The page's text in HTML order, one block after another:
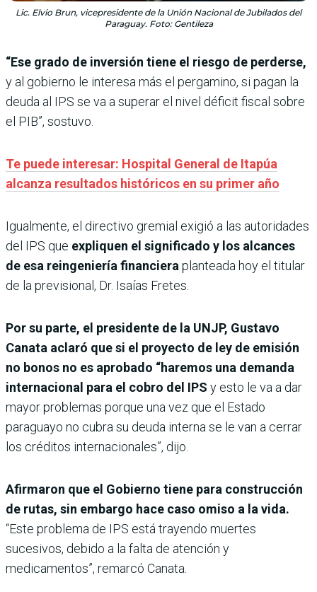
Lic. Elvio Brun, vicepresidente de la Unión Nacional de Jubilados del
Paraguay. Foto: Gentileza
“Ese grado de inversión tiene el riesgo de perderse,
y al gobierno le interesa más el pergamino, si pagan la
deuda al IPS se va a superar el nivel déficit fiscal sobre
el PIB”, sostuvo.
Te puede interesar: Hospital General de Itapúa
alcanza resultados históricos en su primer año
Igualmente, el directivo gremial exigió a las autoridades
del IPS que expliquen el significado y los alcances
de esa reingeniería financiera planteada hoy el titular
de la previsional, Dr. Isaías Fretes.
Por su parte, el presidente de la UNJP, Gustavo
Canata aclaró que si el proyecto de ley de emisión
no bonos no es aprobado “haremos una demanda
internacional para el cobro del IPS y esto le va a dar
mayor problemas porque una vez que el Estado
paraguayo no cubra su deuda interna se le van a cerrar
los créditos internacionales”, dijo.
Afirmaron que el Gobierno tiene para construcción
de rutas, sin embargo hace caso omiso a la vida.
“Este problema de IPS está trayendo muertes
sucesivos, debido a la falta de atención y
medicamentos”, remarcó Canata.